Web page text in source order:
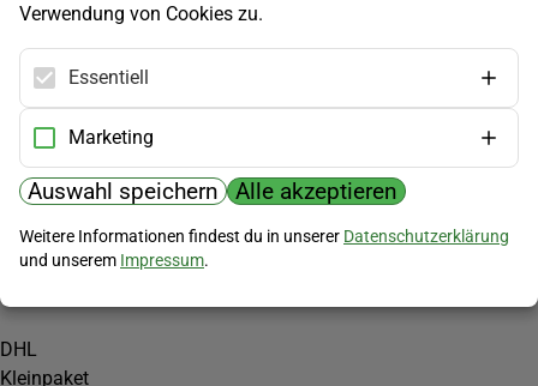
Hilfe
Kundenservice
Widerrufsbelehrung
Versandkosten
Zahlungsmöglichkeiten
PayPal
Vorkasse
Versand
DHL
Kleinpaket
Verwendung von Cookies zu.
Essentiell
Marketing
Auswahl speichern Alle akzeptieren
Weitere Informationen findest du in unserer Datenschutzerklärung
und unserem Impressum.